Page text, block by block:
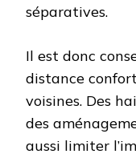
séparatives.
Il est donc
distance
voisines. Des
des
aussi limiter